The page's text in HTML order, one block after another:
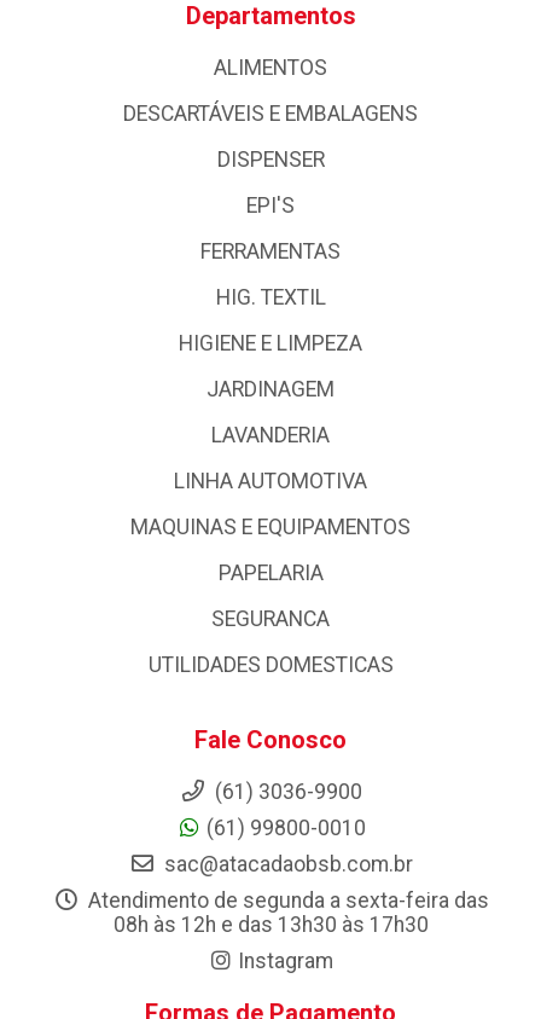
Departamentos
ALIMENTOS
DESCARTÁVEIS E EMBALAGENS
DISPENSER
EPI'S
FERRAMENTAS
HIG. TEXTIL
HIGIENE E LIMPEZA
JARDINAGEM
LAVANDERIA
LINHA AUTOMOTIVA
MAQUINAS E EQUIPAMENTOS
PAPELARIA
SEGURANCA
UTILIDADES DOMESTICAS
Fale Conosco
(61) 3036-9900
(61) 99800-0010
sac@atacadaobsb.com.br
Atendimento de segunda a sexta-feira das
08h às 12h e das 13h30 às 17h30
Instagram
Formas de Pagamento